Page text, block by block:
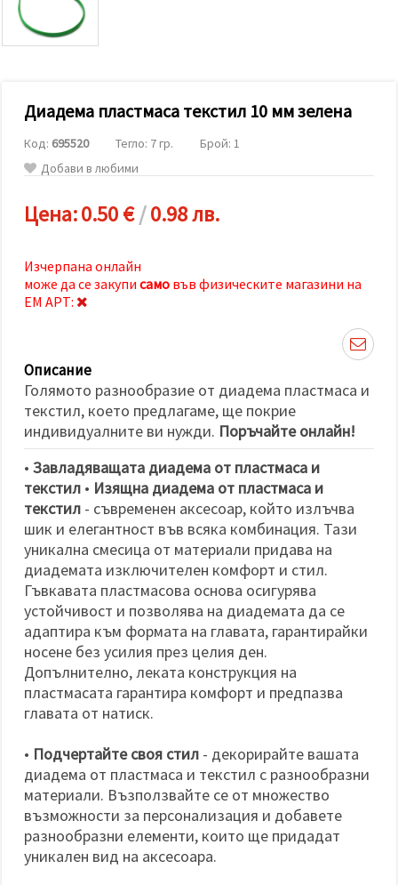
релевантно
съдържание
и реклами,
включително
за анализ
използваме
всички
натиснеш
"Приеми
всички!"
"Настройки",
като
избереш
дадения
"бисквитки"
бутона
"Запази"
Приеми
всички
Настройки
бисквитките
Диадема пластмаса текстил 10 мм зелена
Код: 695520 Тегло: 7 гр.
Брой: 1
Добави в любими
Цена:0.50 €/0.98 лв.
Изчерпана онлайн
може да се закупи само във физическите магазини на
ЕМ АРТ:
Описание
Голямото разнообразие от диадема пластмаса и
текстил, което предлагаме, ще покрие
индивидуалните ви нужди. Поръчайте онлайн!
• Завладяващата диадема от пластмаса и
текстил • Изящна диадема от пластмаса и
текстил - съвременен аксесоар, който излъчва
шик и елегантност във всяка комбинация. Тази
уникална смесица от материали придава на
диадемата изключителен комфорт и стил.
Гъвкавата пластмасова основа осигурява
устойчивост и позволява на диадемата да се
адаптира към формата на главата, гарантирайки
носене без усилия през целия ден.
Допълнително, леката конструкция на
пластмасата гарантира комфорт и предпазва
главата от натиск.
• Подчертайте своя стил - декорирайте вашата
диадема от пластмаса и текстил с разнообразни
материали. Възползвайте се от множество
възможности за персонализация и добавете
разнообразни елементи, които ще придадат
уникален вид на аксесоара.